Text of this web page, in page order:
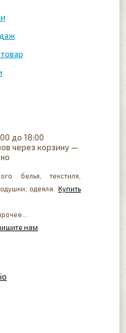
до 18:00
через корзину —
белья, текстиля,
одеяла. Купить
нам